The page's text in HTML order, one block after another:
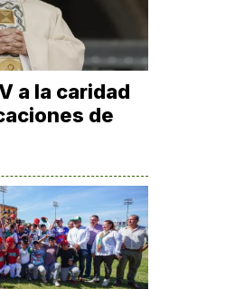
a la caridad
de